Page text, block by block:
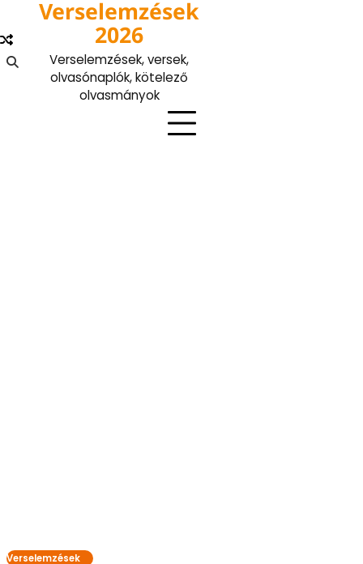
content
Verselemzések
2026
Verselemzések, versek,
olvasónaplók, kötelező
olvasmányok
Verselemzések